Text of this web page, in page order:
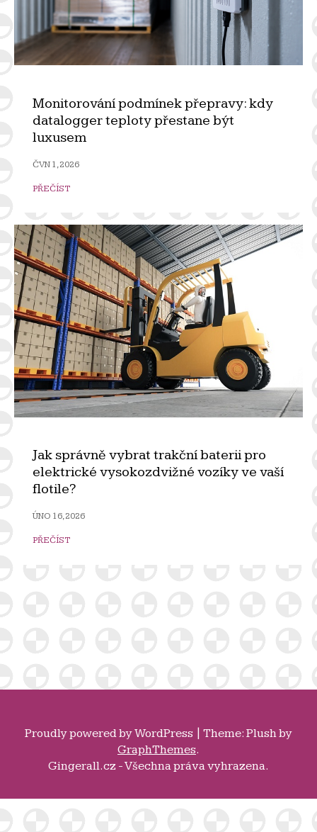
Monitorování podmínek přepravy: kdy
datalogger teploty přestane být
luxusem
ČVN 1, 2026
PŘEČÍST
Jak správně vybrat trakční baterii pro
elektrické vysokozdvižné vozíky ve vaší
flotile?
ÚNO 16, 2026
PŘEČÍST
Proudly powered byWordPress
Theme: Plush by
GraphThemes.
Gingerall.cz - Všechna práva vyhrazena.